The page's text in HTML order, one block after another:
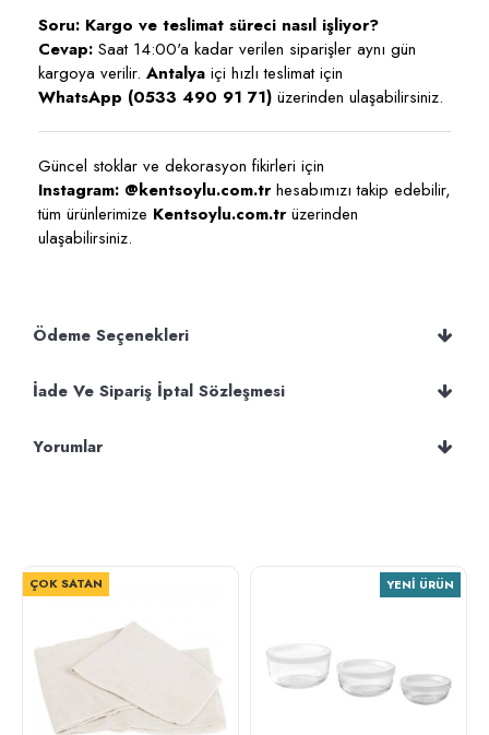
Soru: Kargo ve teslimat süreci nasıl işliyor?
Cevap: Saat 14:00'a kadar verilen siparişler aynı gün
kargoya verilir. Antalya içi hızlı teslimat için
WhatsApp (0533 490 91 71) üzerinden ulaşabilirsiniz.
Güncel stoklar ve dekorasyon fikirleri için
Instagram: @kentsoylu.com.trhesabımızı takip edebilir,
tüm ürünlerimize Kentsoylu.com.trüzerinden
ulaşabilirsiniz.
Ödeme Seçenekleri
İade Ve Sipariş İptal Sözleşmesi
Yorumlar
ÇOK SATAN YENI ÜRÜN